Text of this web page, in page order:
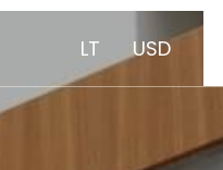
LT USD